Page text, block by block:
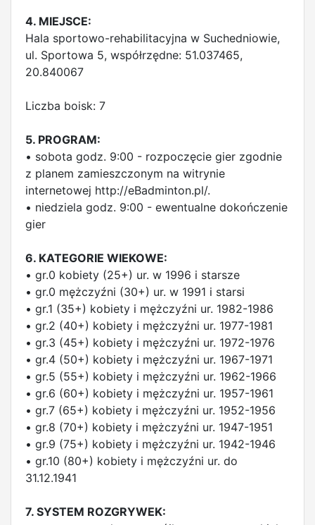
4. MIEJSCE:
Hala sportowo-rehabilitacyjna w Suchedniowie,
ul. Sportowa 5, współrzędne: 51.037465,
20.840067
Liczba boisk: 7
5. PROGRAM:
• sobota godz. 9:00 - rozpoczęcie gier zgodnie
z planem zamieszczonym na witrynie
internetowej http://eBadminton.pl/.
• niedziela godz. 9:00 - ewentualne dokończenie
gier
6. KATEGORIE WIEKOWE:
• gr.0 kobiety (25+) ur. w 1996 i starsze
• gr.0 mężczyźni (30+) ur. w 1991 i starsi
• gr.1 (35+) kobiety i mężczyźni ur. 1982-1986
• gr.2 (40+) kobiety i mężczyźni ur. 1977-1981
• gr.3 (45+) kobiety i mężczyźni ur. 1972-1976
• gr.4 (50+) kobiety i mężczyźni ur. 1967-1971
• gr.5 (55+) kobiety i mężczyźni ur. 1962-1966
• gr.6 (60+) kobiety i mężczyźni ur. 1957-1961
• gr.7 (65+) kobiety i mężczyźni ur. 1952-1956
• gr.8 (70+) kobiety i mężczyźni ur. 1947-1951
• gr.9 (75+) kobiety i mężczyźni ur. 1942-1946
• gr.10 (80+) kobiety i mężczyźni ur. do
31.12.1941
7. SYSTEM ROZGRYWEK: